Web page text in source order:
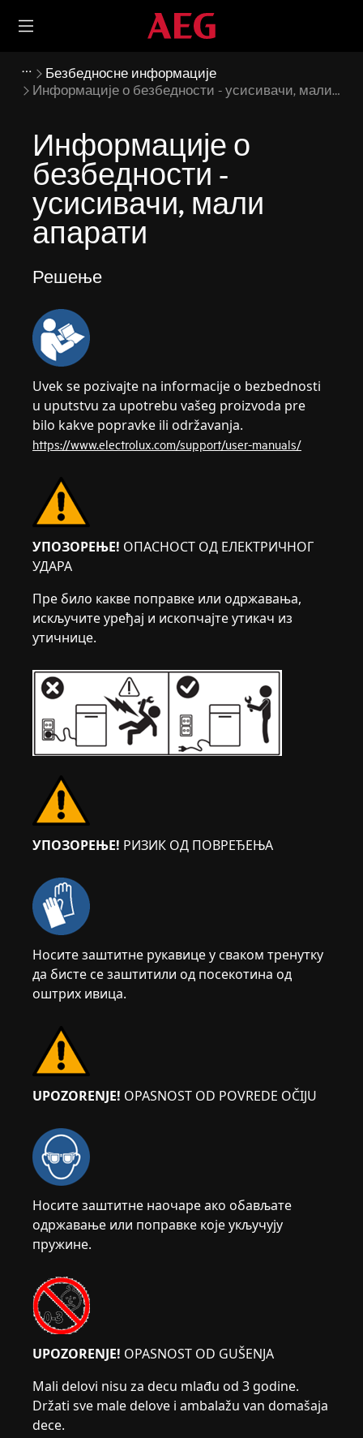
Безбедносне информације
Информације о безбедности - усисивачи, мали
Информације о
безбедности -
усисивачи, мали
апарати
Решење
Uvek se pozivajte na informacije o bezbednosti
u uputstvu za upotrebu vašeg proizvoda pre
bilo kakve popravke ili održavanja.
https://www.electrolux.com/support/user-manuals/
УПОЗОРЕЊЕ! ОПАСНОСТ ОД ЕЛЕКТРИЧНОГ
УДАРА
Пре било какве поправке или одржавања,
искључите уређај и ископчајте утикач из
утичнице.
УПОЗОРЕЊЕ! РИЗИК ОД ПОВРЕЂЕЊА
Носите заштитне рукавице у сваком тренутку
да бисте се заштитили од посекотина од
оштрих ивица.
UPOZORENJE! OPASNOST OD POVREDE OČIJU
Носите заштитне наочаре ако обављате
одржавање или поправке које укључују
пружине.
UPOZORENJE! OPASNOST OD GUŠENJA
Mali delovi nisu za decu mlađu od 3 godine.
Držati sve male delove i ambalažu van domašaja
dece.